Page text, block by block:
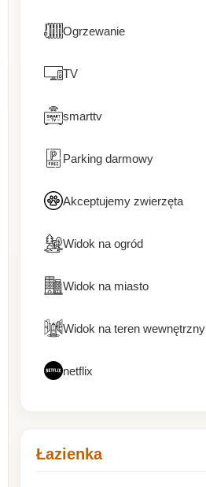
Ogrzewanie
TV
smarttv
Parking darmowy
Akceptujemy zwierzęta
Widok na ogród
Widok na miasto
Widok na teren wewnętrzny
netflix
Łazienka